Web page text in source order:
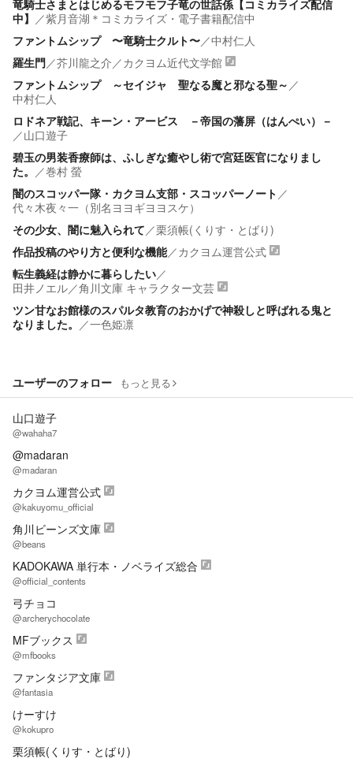
竜騎士さまとはじめるモフモフ子竜の世話係【コミカライズ配信
中】 ／紫月音湖＊コミカライズ・電子書籍配信中
ファントムシップ 〜竜騎士クルト〜／中村仁人
羅生門／芥川龍之介／カクヨム近代文学館
ファントムシップ ～セイジャ 聖なる魔と邪なる聖～ ／
中村仁人
ロドネア戦記、キーン・アービス －帝国の藩屏（はんぺい）－
／山口遊子
碧玉の男装香療師は、ふしぎな癒やし術で宮廷医官になりまし
た。 ／巻村 螢
闇のスコッパー隊・カクヨム支部・スコッパーノート ／
代々木夜々一（別名ヨヨギヨヨスケ）
その少女、闇に魅入られて／栗須帳(くりす・とばり)
作品投稿のやり方と便利な機能／カクヨム運営公式
転生義経は静かに暮らしたい／
田井ノエル／角川文庫 キャラクター文芸
ツン甘なお館様のスパルタ教育のおかげで神殺しと呼ばれる鬼と
なりました。 ／一色姫凛
ユーザーのフォロー もっと見る
山口遊子
@wahaha7
@madaran
@madaran
カクヨム運営公式
@kakuyomu_official
角川ビーンズ文庫
@beans
KADOKAWA 単行本・ノベライズ総合
@official_contents
弓チョコ
@archerychocolate
MFブックス
@mfbooks
ファンタジア文庫
@fantasia
けーすけ
@kokupro
栗須帳(くりす・とばり)